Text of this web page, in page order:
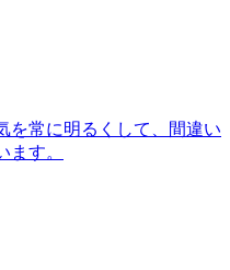
を常に明るくして、間違い
す。